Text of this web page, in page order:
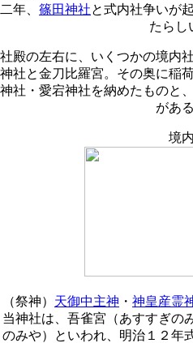
二年、 篠田神社と式内社争いが
たらし
社殿の左右に、いくつかの境内
神社と金刀比羅宮。その奥に稲
神社・愛宕神社を納めたものと
がある
境内
（祭神） 天御中主神 ・ 神皇産霊
当神社は、吾雀宮（あすすぎの
のみや）といわれ、明治１２年